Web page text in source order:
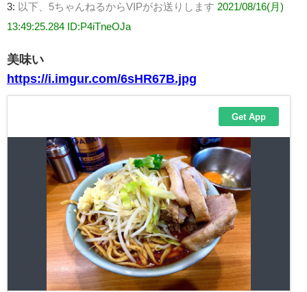
3: 以下、5ちゃんねるからVIPがお送りします 2021/08/16(月)
13:49:25.284 ID:P4iTneOJa
美味い
https://i.imgur.com/6sHR67B.jpg